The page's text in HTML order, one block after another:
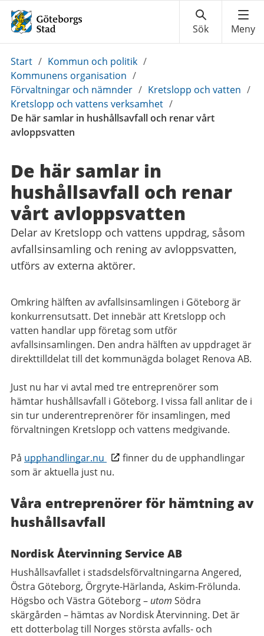
Du
är
här:
Start / Kommun och politik /
Kommunens organisation /
Förvaltningar och nämnder / Kretslopp och vatten /
Kretslopp och vattens verksamhet /
De här samlar in hushållsavfall och renar vårt
avloppsvatten
De här samlar in
hushållsavfall och renar
vårt avloppsvatten
Delar av Kretslopp och vattens uppdrag, såsom
avfallsinsamling och rening av avloppsvatten,
utförs av externa aktörer.
Omkring hälften av avfallsinsamlingen i Göteborg är
konkurrensutsatt. Det innebär att Kretslopp och
vatten handlar upp företag som utför
avfallsinsamlingen. Den andra hälften av uppdraget är
direkttilldelat till det kommunägda bolaget Renova AB.
Just nu har vi avtal med tre entreprenörer som
hämtar hushållsavfall i Göteborg. I vissa fall anlitar de i
sin tur underentreprenörer för insamlingen, med
förvaltningen Kretslopp och vattens medgivande.
På upphandlingar.nu
finner du de upphandlingar
som är aktuella just nu.
Våra entreprenörer för hämtning av
hushållsavfall
Nordisk Återvinning Service AB
Hushållsavfallet i stadsdelsförvaltningarna Angered,
Östra Göteborg, Örgryte-Härlanda, Askim-Frölunda.
Högsbo och Västra Göteborg – utom Södra
skärgården – hämtas av Nordisk Återvinning. Det är
ett dotterbolag till Norges största avfalls- och